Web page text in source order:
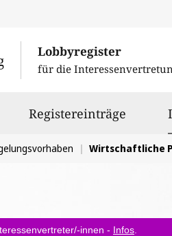
Lobbyregister
für die
Registereinträge
Wirtschaftliche Potenziale des Green-Tech
innen - Infos